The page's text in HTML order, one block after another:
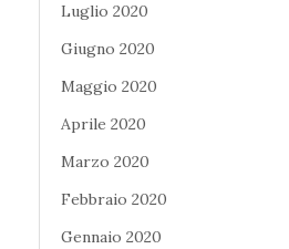
Luglio 2020
Giugno 2020
Maggio 2020
Aprile 2020
Marzo 2020
Febbraio 2020
Gennaio 2020